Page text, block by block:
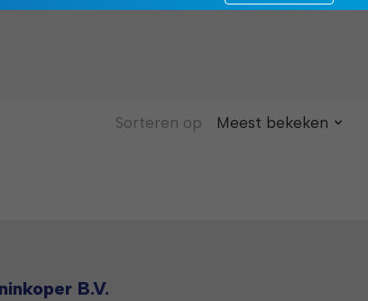
Sorteren op
Meest bekeken
B.V.